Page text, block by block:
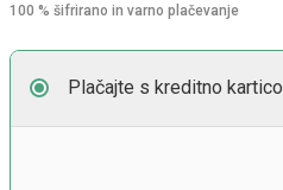
100 % šifrirano in varno plačevanje
Plačajte s kreditno kartico